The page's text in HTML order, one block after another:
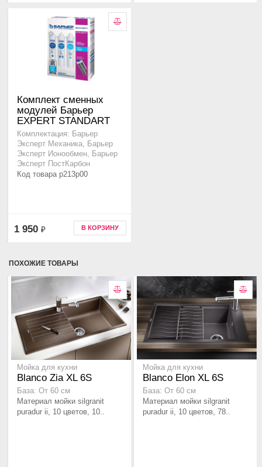
Комплект сменных
модулей Барьер
EXPERT STANDART
Комплектация: Барьер
Эксперт Механика, Барьер
Эксперт Ионообмен, Барьер
Эксперт ПостКарбон
Код товара p213p00
1 950 ₽ В КОРЗИНУ
ПОХОЖИЕ ТОВАРЫ
Мойка для кухни
Blanco Zia XL 6S
База: От 60 см
Материал мойки silgranit
puradur ii, 10 цветов, 10..
Мойка для кухни
Blanco Elon XL 6S
База: От 60 см
Материал мойки silgranit
puradur ii, 10 цветов, 78..